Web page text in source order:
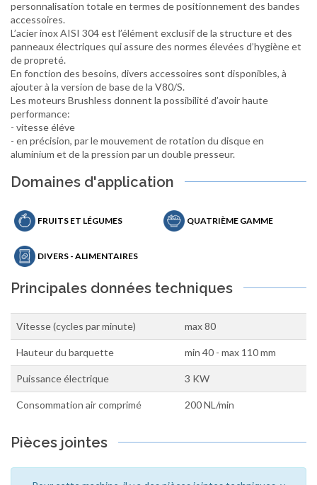
personnalisation totale en termes de positionnement des bandes
accessoires.
L’acier inox AISI 304 est l’élément exclusif de la structure et des
panneaux électriques qui assure des normes élevées d’hygiène et
de propreté.
En fonction des besoins, divers accessoires sont disponibles, à
ajouter à la version de base de la V80/S.
Les moteurs Brushless donnent la possibilité d’avoir haute
performance:
- vitesse éléve
- en précision, par le mouvement de rotation du disque en
aluminium et de la pression par un double presseur.
Domaines d'application
FRUITS ET LÉGUMES QUATRIÈME GAMME
DIVERS - ALIMENTAIRES
Principales données techniques
Vitesse (cycles par minute) max 80
Hauteur du barquette min 40 - max 110 mm
Puissance électrique 3 KW
Consommation air comprimé 200 NL/min
Pièces jointes